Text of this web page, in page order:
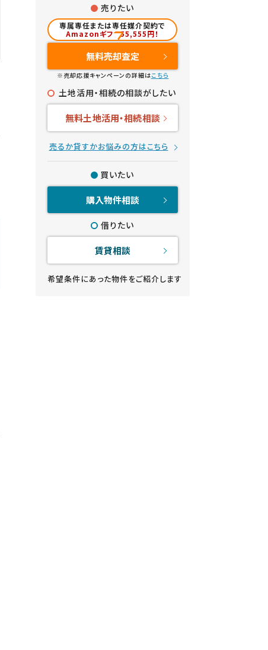
売りたい
専属専任または専任媒介契約で
Amazonギフト55,555円！
無料売却査定
※売却応援キャンペーンの詳細はこちら
土地活用・相続の相談がしたい
無料土地活用・相続相談
売るか貸すかお悩みの方はこちら
買いたい
購入物件相談
借りたい
賃貸相談
希望条件にあった物件をご紹介します